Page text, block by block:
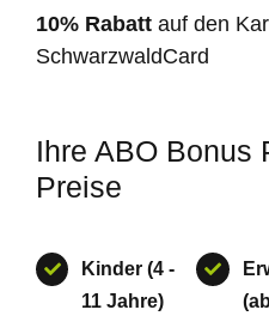
10% Rabattauf den
SchwarzwaldCard
Ihre ABO Bonus
Preise
Kinder (4 -
11 Jahre)